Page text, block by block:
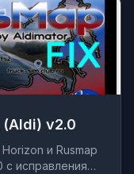
(Aldi) v2.0
и Rusmap
исправлениями